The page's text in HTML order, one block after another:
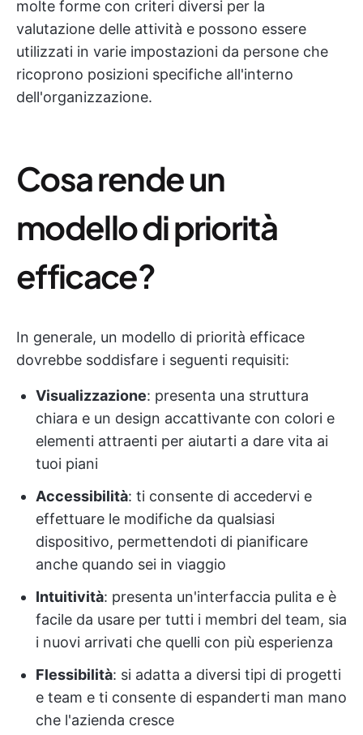
molte forme con criteri diversi per la
valutazione delle attività e possono essere
utilizzati in varie impostazioni da persone che
ricoprono posizioni specifiche all'interno
dell'organizzazione.
Cosa rende un
modello di priorità
efficace?
In generale, un modello di priorità efficace
dovrebbe soddisfare i seguenti requisiti:
Visualizzazione: presenta una struttura
chiara e un design accattivante con colori e
elementi attraenti per aiutarti a dare vita ai
tuoi piani
Accessibilità: ti consente di accedervi e
effettuare le modifiche da qualsiasi
dispositivo, permettendoti di pianificare
anche quando sei in viaggio
Intuitività: presenta un'interfaccia pulita e è
facile da usare per tutti i membri del team, sia
i nuovi arrivati che quelli con più esperienza
Flessibilità: si adatta a diversi tipi di progetti
e team e ti consente di espanderti man mano
che l'azienda cresce